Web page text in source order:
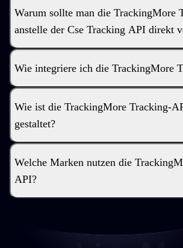
Warum sollte man die TrackingMore
anstelle der Cse Tracking API direkt
Wie integriere ich die TrackingMore
Wie ist die TrackingMore Tracking-
gestaltet?
Welche Marken nutzen die
API?